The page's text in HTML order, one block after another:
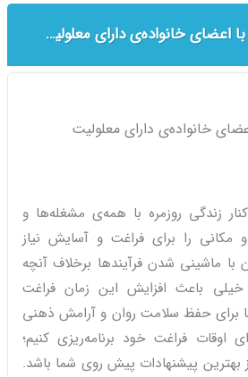
نکاتی در مورد سفر با اعضای خانواده‌ی دارای معلولیت
خانواده‌ی دارای معلولیت
زندگی روزمره با همه‌‌ی مشغله‌ها و
را برای فراغت و آسایش نیاز
با ماشینی شدن فرآیند‌ها برخلاف آنچه
خیلی باعث افزایش این زمان فراغت
برای حفظ سلامت روان و آرامش ذهنی
اوقات فراغت خود برنامه‌ریزی کنیم؛
بهترین پیشنهادات پیش روی شما باشد.